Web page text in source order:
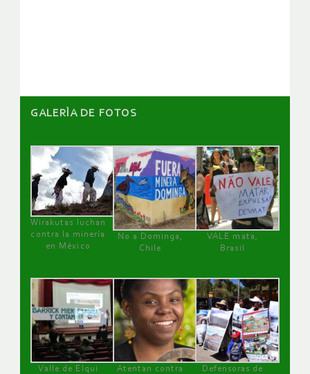
GALERÌA DE FOTOS
Wirakutas luchan
contra la minería
en México
No a Dominga,
Chile
VALE mata,
Brasil
Valle de Elqui
Atentan contra
Defensoras de